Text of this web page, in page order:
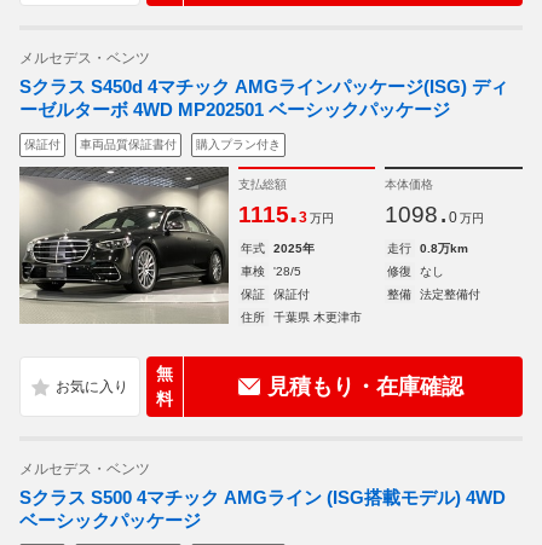
メルセデス・ベンツ
Sクラス S450d 4マチック AMGラインパッケージ(ISG) ディ
ーゼルターボ 4WD MP202501 ベーシックパッケージ
保証付 車両品質保証書付 購入プラン付き
支払総額
1115.3 万円
本体価格
1098. 0 万円
年式 2025年 走行
0.8万km
車検
'28/5 修復
なし
保証
保証付 整備
法定整備付
住所
千葉県 木更津市
無
料
見積もり・在庫確認
メルセデス・ベンツ
Sクラス S500 4マチック AMGライン (ISG搭載モデル) 4WD
ベーシックパッケージ